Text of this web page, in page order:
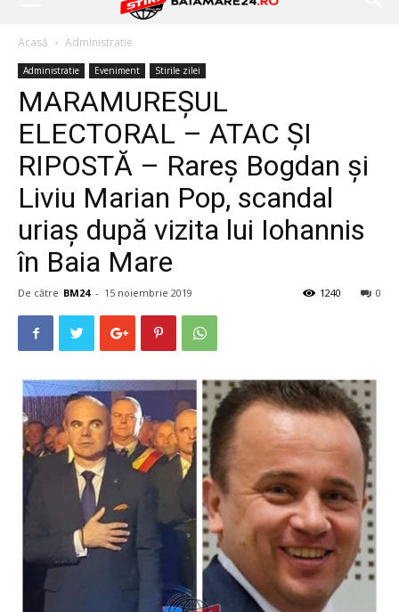
Acasă Administratie
Administratie Eveniment Stirile zilei
MARAMUREȘUL
ELECTORAL – ATAC ȘI
RIPOSTĂ – Rareș Bogdan și
Liviu Marian Pop, scandal
uriaș după vizita lui Iohannis
în Baia Mare
De către BM24 - 15 noiembrie 2019 0
1240